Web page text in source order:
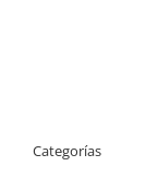
Categorías